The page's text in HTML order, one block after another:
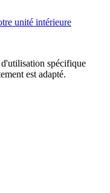
unité intérieure
spécifique
est adapté.